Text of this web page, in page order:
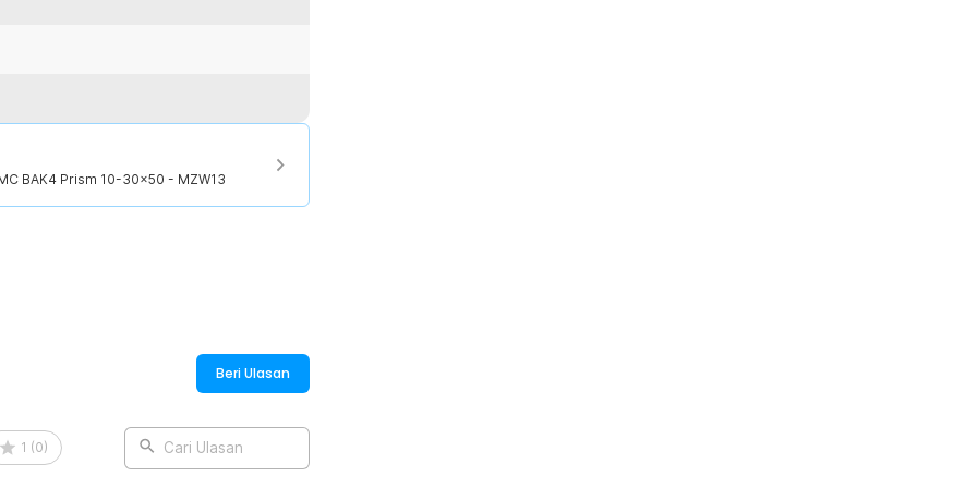
yang tahan air, tahan basah, dan anti
pencahayaan masuk ke mata tetap
menjadi lebih nyaman dengan
maupun sore hari.
BAK4 Prism 10-30x50 - MZW13
Beri Ulasan
1 (0) Cari Ulasan